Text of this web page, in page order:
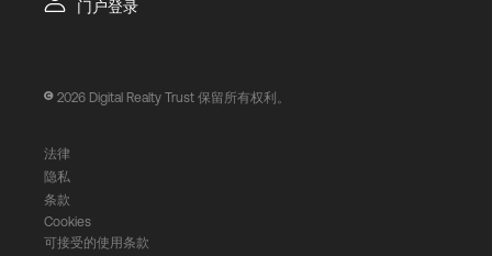
门户登录
2026 Digital Realty Trust 保留所有权利。
法律
隐私
条款
Cookies
可接受的使用条款